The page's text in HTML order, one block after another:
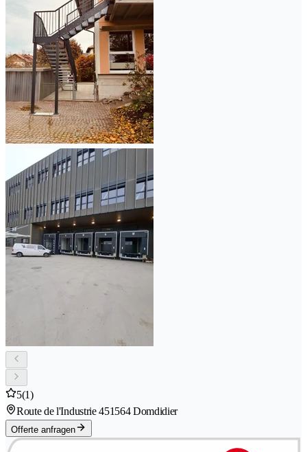
5(1)
Route de l'Industrie 451564 Domdidier
Offerte anfragen